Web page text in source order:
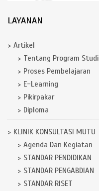
LAYANAN
Artikel
Tentang Program Studi
Proses Pembelajaran
E-Learning
Pikirpakar
Diploma
KLINIK KONSULTASI MUTU
Agenda Dan Kegiatan
STANDAR PENDIDIKAN
STANDAR PENGABDIAN
STANDAR RISET